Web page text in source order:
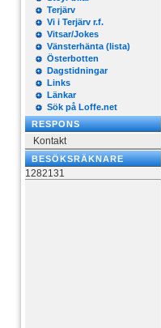
Terjärv
Vi i Terjärv r.f.
Vitsar/Jokes
Vänsterhänta (lista)
Österbotten
Dagstidningar
Links
Länkar
Sök på Loffe.net
RESPONS
Kontakt
BESÖKSRÄKNARE
1282131